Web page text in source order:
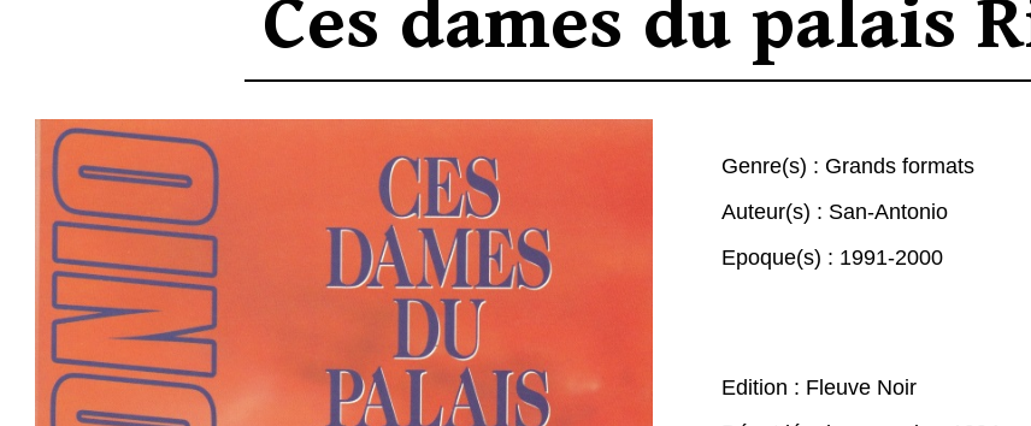
Ces dames du palais
Genre(s) : Grands formats
Auteur(s) : San-Antonio
Epoque(s) : 1991-2000
Edition : Fleuve Noir